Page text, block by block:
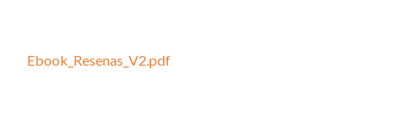
Ebook_Resenas_V2.pdf